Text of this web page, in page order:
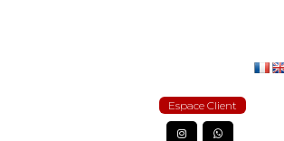
Espace Client